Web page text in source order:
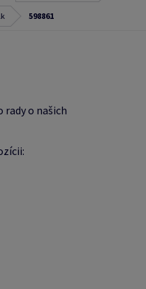
598861
o našich